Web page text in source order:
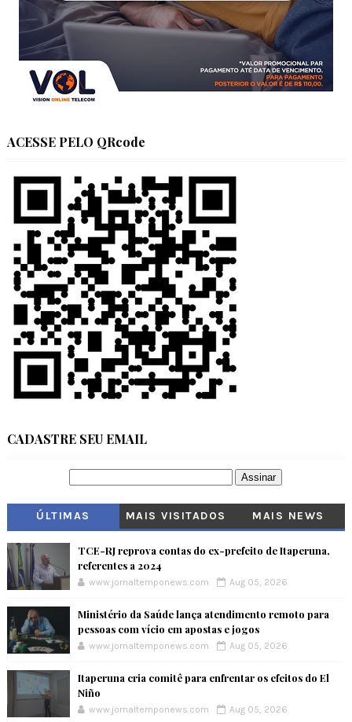
ACESSE PELO QRcode
CADASTRE SEU EMAIL
ÚLTIMAS MAIS VISITADOS MAIS NEWS
TCE-RJ reprova contas do ex-prefeito de Itaperuna,
referentes a 2024
www.jornaltemponews.com Aug 05, 2026
Ministério da Saúde lança atendimento remoto para
pessoas com vício em apostas e jogos
www.jornaltemponews.com Aug 05, 2026
Itaperuna cria comitê para enfrentar os efeitos do El
Niño
www.jornaltemponews.com Aug 05, 2026